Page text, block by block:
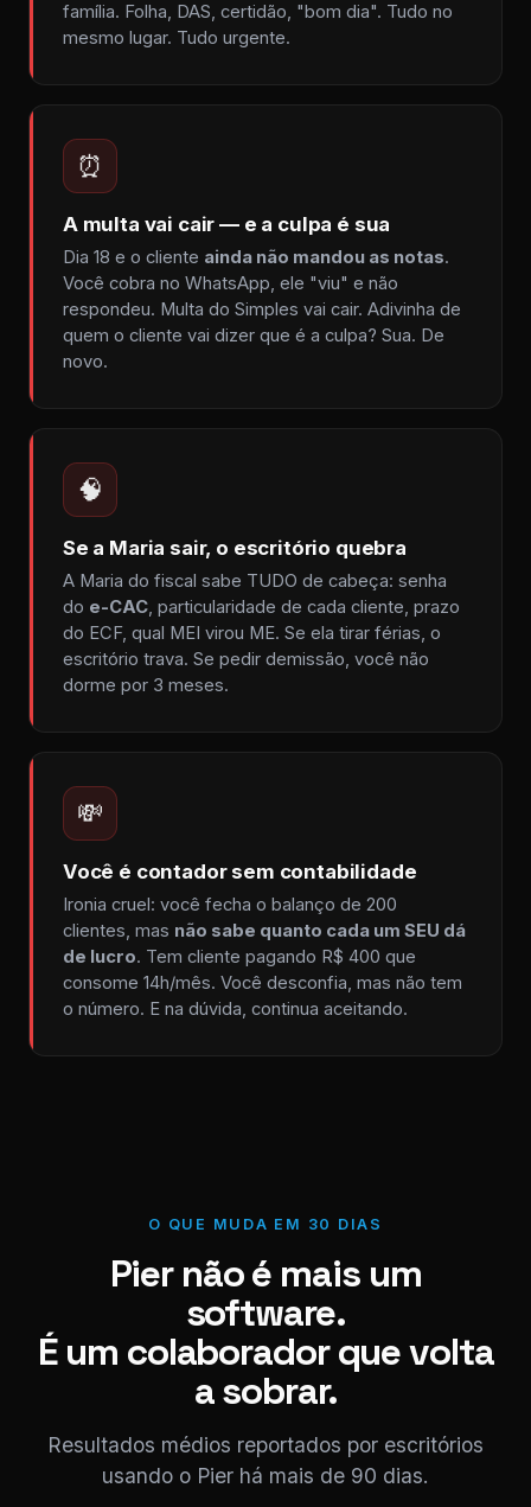
família. Folha, DAS, certidão, "bom dia". Tudo no
mesmo lugar. Tudo urgente.
⏰
A multa vai cair — e a culpa é sua
Dia 18 e o cliente ainda não mandou as notas.
Você cobra no WhatsApp, ele "viu" e não
respondeu. Multa do Simples vai cair. Adivinha de
quem o cliente vai dizer que é a culpa? Sua. De
novo.
🧠
Se a Maria sair, o escritório quebra
A Maria do fiscal sabe TUDO de cabeça: senha
do e-CAC, particularidade de cada cliente, prazo
do ECF, qual MEI virou ME. Se ela tirar férias, o
escritório trava. Se pedir demissão, você não
dorme por 3 meses.
💸
Você é contador sem contabilidade
Ironia cruel: você fecha o balanço de 200
clientes, mas não sabe quanto cada um SEU dá
de lucro. Tem cliente pagando R$ 400 que
consome 14h/mês. Você desconfia, mas não tem
o número. E na dúvida, continua aceitando.
O QUE MUDA EM 30 DIAS
Pier não é mais um
software.
É um colaborador que volta
a sobrar.
Resultados médios reportados por escritórios
usando o Pier há mais de 90 dias.